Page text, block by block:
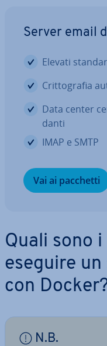
Server email
Elevati
Crit­to­gra­fia
Data center
dan­ti
IMAP e SMTP
Vai ai pacchetti
Quali sono
eseguire
con
N.B.